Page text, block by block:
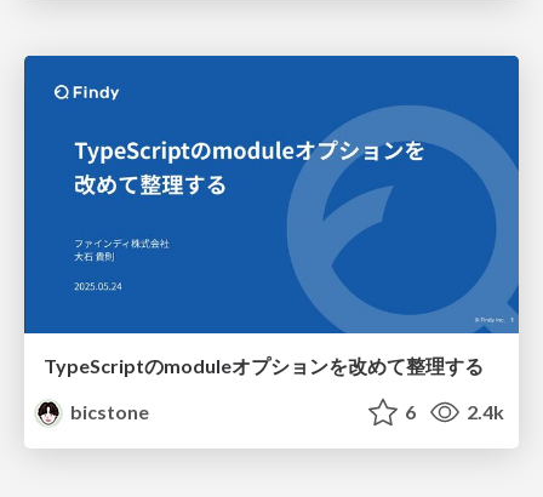
TypeScriptのmoduleオプションを改めて整理する
bicstone
6 2.4k